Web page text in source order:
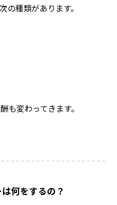
種類があります。
も変わってきます。
何をするの？